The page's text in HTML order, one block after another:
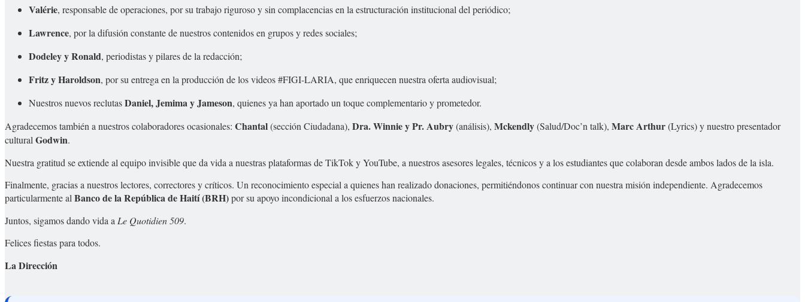
Valérie, responsable de operaciones, por su trabajo riguroso y sin complacencias en la estructuración institucional del periódico;
Lawrence, por la difusión constante de nuestros contenidos en grupos y redes sociales;
Dodeley y Ronald, periodistas y pilares de la redacción;
Fritz y Haroldson, por su entrega en la producción de los videos #FIGI-LARIA, que enriquecen nuestra oferta audiovisual;
Nuestros nuevos reclutasDaniel, Jemima y Jameson, quienes ya han aportado un toque complementario y prometedor.
Agradecemos también a nuestros colaboradores ocasionales: Chantal(sección Ciudadana), Dra. Winnie y Pr. Aubry(análisis), Mckendly(Salud/Doc’n talk), Marc Arthur(Lyrics) y nuestro presentador
cultural Godwin.
Nuestra gratitud se extiende al equipo invisible que da vida a nuestras plataformas de TikTok y YouTube, a nuestros asesores legales, técnicos y a los estudiantes que colaboran desde ambos lados de la isla.
Finalmente, gracias a nuestros lectores, correctores y críticos. Un reconocimiento especial a quienes han realizado donaciones, permitiéndonos continuar con nuestra misión independiente. Agradecemos
particularmente al Banco de la República de Haití (BRH)por su apoyo incondicional a los esfuerzos nacionales.
Juntos, sigamos dando vida a Le Quotidien 509.
Felices fiestas para todos.
La Dirección